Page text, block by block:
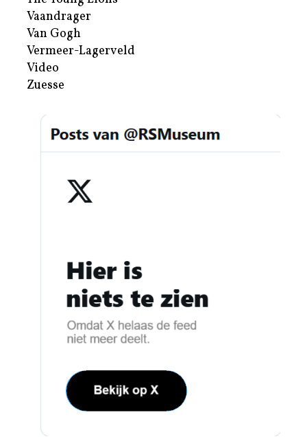
Vaandrager
Van Gogh
Vermeer-Lagerveld
Video
Zuesse